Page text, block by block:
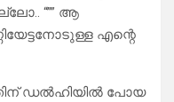
“”” ആ
എന്റെ
ഡൽഹിയിൽ പോയ